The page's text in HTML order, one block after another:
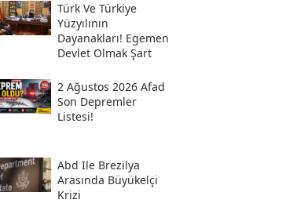
Türk Ve Türkiye
Yüzyılının
Dayanakları! Egemen
Devlet Olmak Şart
2 Ağustos 2026 Afad
Son Depremler
Listesi!
Abd Ile Brezilya
Arasında Büyükelçi
Krizi